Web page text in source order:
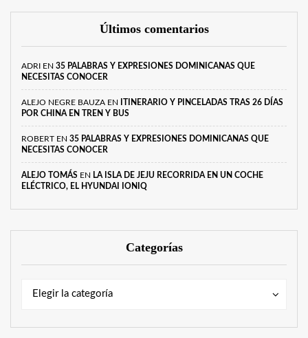
Últimos comentarios
ADRI EN 35 PALABRAS Y EXPRESIONES DOMINICANAS QUE
NECESITAS CONOCER
ALEJO NEGRE BAUZA EN
ITINERARIO Y PINCELADAS TRAS 26 DÍAS
POR CHINA EN TREN Y BUS
ROBERT EN 35 PALABRAS Y EXPRESIONES DOMINICANAS QUE
NECESITAS CONOCER
ALEJO TOMÁS EN LA ISLA DE JEJU RECORRIDA EN UN COCHE
ELÉCTRICO, EL HYUNDAI IONIQ
Categorías
Elegir la categoría
Categorías